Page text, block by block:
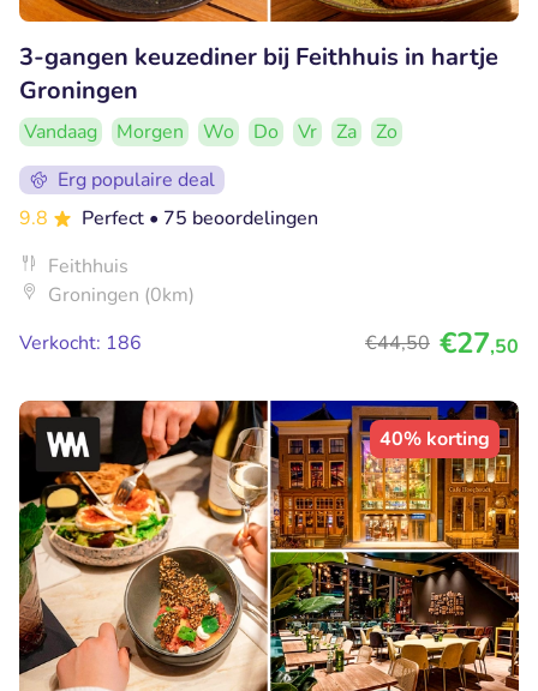
3-gangen keuzediner bij Feithhuis in hartje
Groningen
Vandaag Morgen Wo Do Vr Za
Zo
Erg populaire deal
9.8
Perfect • 75 beoordelingen
Feithhuis
Groningen (0km)
Verkocht: 186
€44,50 €27,50
40% korting